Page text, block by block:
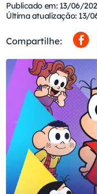
Publicado em: 13/06/
Última atualização: 13/
Compartilhe: